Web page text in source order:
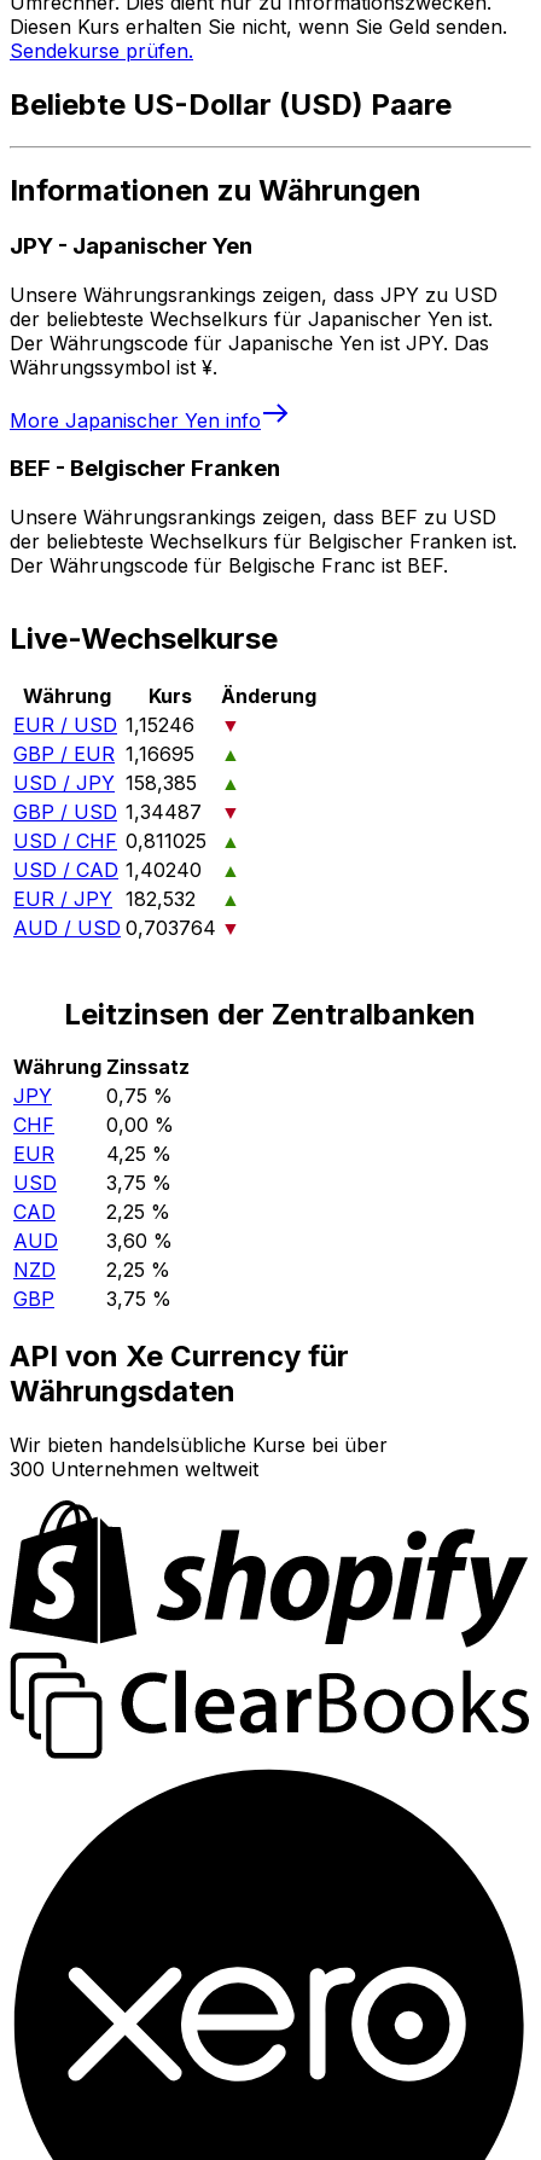
Diesen Kurs erhalten Sie nicht, wenn Sie Geld senden.
Sendekurse prüfen.
Beliebte US-Dollar (USD) Paare
Informationen zu Währungen
JPY - Japanischer Yen
Unsere Währungsrankings zeigen, dass JPY zu USD
der beliebteste Wechselkurs für Japanischer Yen ist.
Der Währungscode für Japanische Yen ist JPY. Das
Währungssymbol ist ¥.
More Japanischer Yen info
BEF - Belgischer Franken
Unsere Währungsrankings zeigen, dass BEF zu USD
der beliebteste Wechselkurs für Belgischer Franken ist.
Der Währungscode für Belgische Franc ist BEF.
Live-Wechselkurse
Währung Kurs
Änderung
EUR / USD 1,15246
▼
GBP / EUR 1,16695
▲
USD / JPY 158,385
▲
GBP / USD 1,34487
▼
USD / CHF 0,811025
▲
USD / CAD 1,40240
▲
EUR / JPY 182,532
▲
AUD / USD 0,703764 ▼
Leitzinsen der Zentralbanken
Währung Zinssatz
JPY
0,75 %
CHF
0,00 %
EUR
4,25 %
USD
3,75 %
CAD
2,25 %
AUD
3,60 %
NZD
2,25 %
GBP
3,75 %
API von Xe Currency für
Währungsdaten
Wir bieten handelsübliche Kurse bei über
300 Unternehmen weltweit